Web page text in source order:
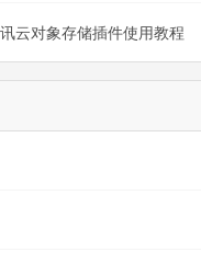
云对象存储插件使用教程